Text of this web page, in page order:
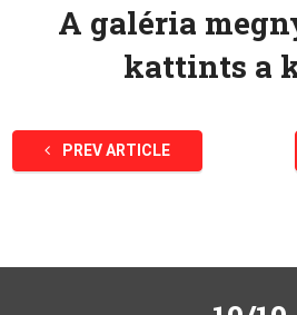
A galéria
kattints a
PREV ARTICLE